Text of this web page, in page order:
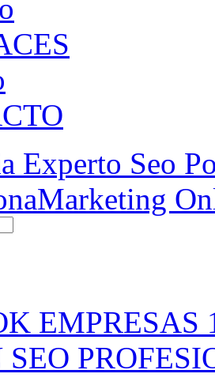
Experto Seo
EMPRESAS